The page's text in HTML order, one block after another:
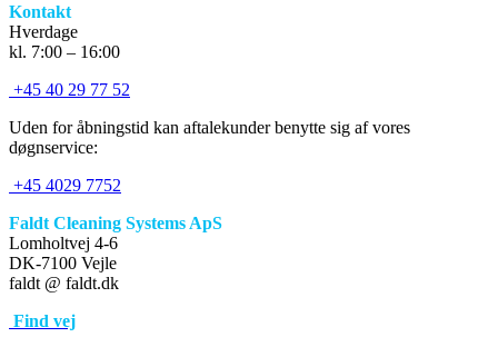
Kontakt
Hverdage
kl. 7:00 – 16:00
+45 40 29 77 52
Uden for åbningstid kan aftalekunder benytte sig af vores
døgnservice:
+45 4029 7752
Faldt Cleaning Systems ApS
Lomholtvej 4-6
DK-7100 Vejle
faldt @ faldt.dk
Find vej